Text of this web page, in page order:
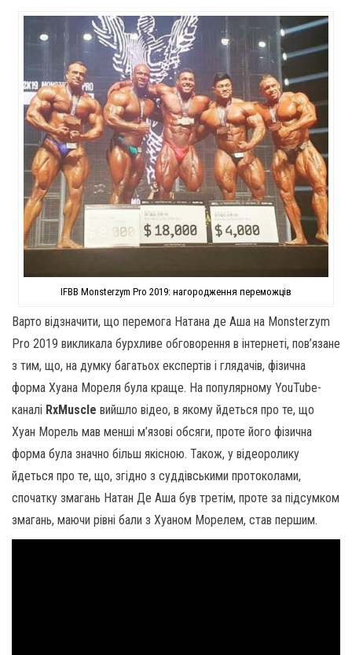
IFBB Monsterzym Pro 2019: нагородження переможців
Варто відзначити, що перемога Натана де Аша на Monsterzym
Pro 2019 викликала бурхливе обговорення в інтернеті, пов’язане
з тим, що, на думку багатьох експертів і глядачів, фізична
форма Хуана Мореля була краще. На популярному YouTube-
каналі RxMuscle вийшло відео, в якому йдеться про те, що
Хуан Морель мав менші м’язові обсяги, проте його фізична
форма була значно більш якісною. Також, у відеоролику
йдеться про те, що, згідно з суддівськими протоколами,
спочатку змагань Натан Де Аша був третім, проте за підсумком
змагань, маючи рівні бали з Хуаном Морелем, став першим.